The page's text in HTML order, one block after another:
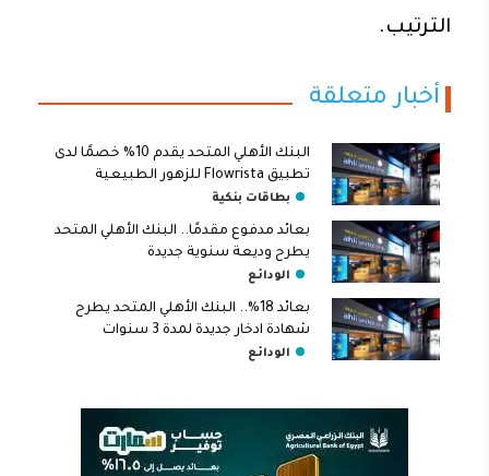
الترتيب.
أخبار متعلقة
البنك الأهلي المتحد يقدم 10% خصمًا لدى
تطبيق Flowrista للزهور الطبيعية
بطاقات بنكية
بعائد مدفوع مقدمًا.. البنك الأهلي المتحد
يطرح وديعة سنوية جديدة
الودائع
بعائد 18%.. البنك الأهلي المتحد يطرح
شهادة ادخار جديدة لمدة 3 سنوات
الودائع